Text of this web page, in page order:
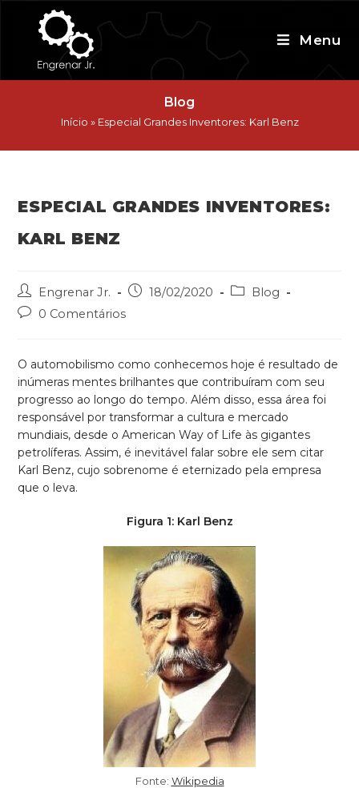
content
Menu
Blog
Início » Especial Grandes Inventores: Karl Benz
ESPECIAL GRANDES INVENTORES:
KARL BENZ
Post
author:
Engrenar Jr.
Post18/02/2020
PostBlog
Post0 Comentários
O automobilismo como conhecemos hoje é resultado de
inúmeras mentes brilhantes que contribuíram com seu
progresso ao longo do tempo. Além disso, essa área foi
responsável por transformar a cultura e mercado
mundiais, desde o American Way of Life às gigantes
petrolíferas. Assim, é inevitável falar sobre ele sem citar
Karl Benz, cujo sobrenome é eternizado pela empresa
que o leva.
Figura 1: Karl Benz
Fonte: Wikipedia